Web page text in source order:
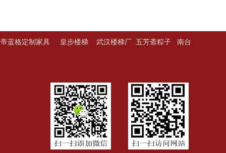
帝蓝格定制家具 皇步楼梯 武汉楼梯厂 五芳斋粽子
南台